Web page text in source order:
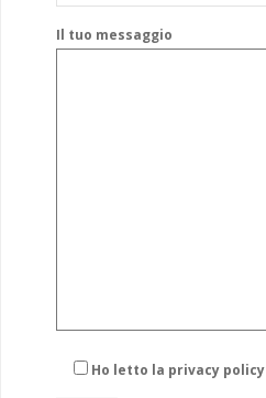
Il tuo messaggio
Ho letto la privacy policy